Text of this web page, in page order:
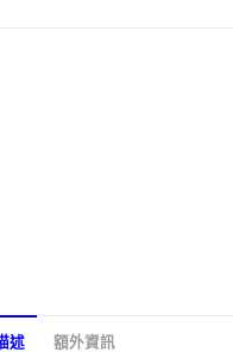
述 額外資訊